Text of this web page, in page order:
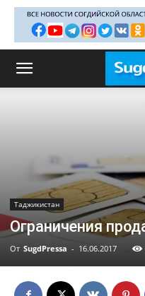
Таджикистан
Ограничения
От SugdPressa - 16.06.2017